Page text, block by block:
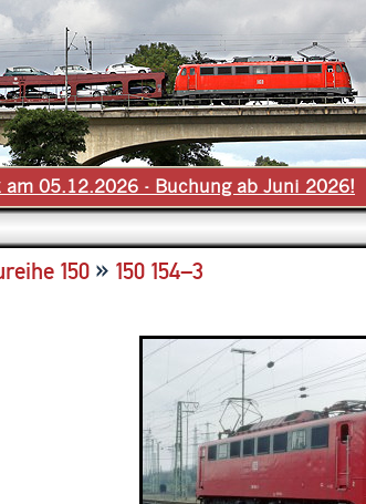
am 05.12.2026 - Buchung ab Juni 2026!
150 » 150 154–3